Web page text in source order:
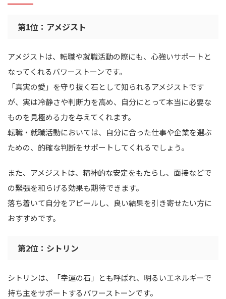
第1位：アメジスト
アメジストは、転職や就職活動の際にも、心強いサポートと
なってくれるパワーストーンです。
「真実の愛」を守り抜く石として知られるアメジストです
が、実は冷静さや判断力を高め、自分にとって本当に必要な
ものを見極める力を与えてくれます。
転職・就職活動においては、自分に合った仕事や企業を選ぶ
ための、的確な判断をサポートしてくれるでしょう。
また、アメジストは、精神的な安定をもたらし、面接などで
の緊張を和らげる効果も期待できます。
落ち着いて自分をアピールし、良い結果を引き寄せたい方に
おすすめです。
第2位：シトリン
シトリンは、「幸運の石」とも呼ばれ、明るいエネルギーで
持ち主をサポートするパワーストーンです。